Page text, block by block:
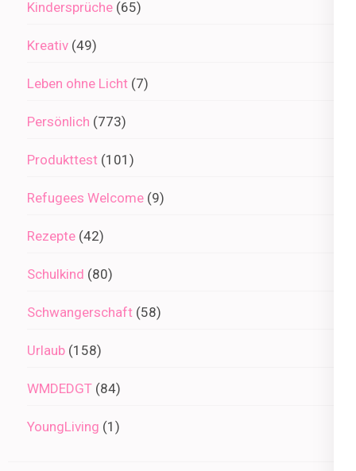
Kindersprüche (65)
Kreativ (49)
Leben ohne Licht (7)
Persönlich (773)
Produkttest (101)
Refugees Welcome (9)
Rezepte (42)
Schulkind (80)
Schwangerschaft (58)
Urlaub (158)
WMDEDGT (84)
YoungLiving (1)